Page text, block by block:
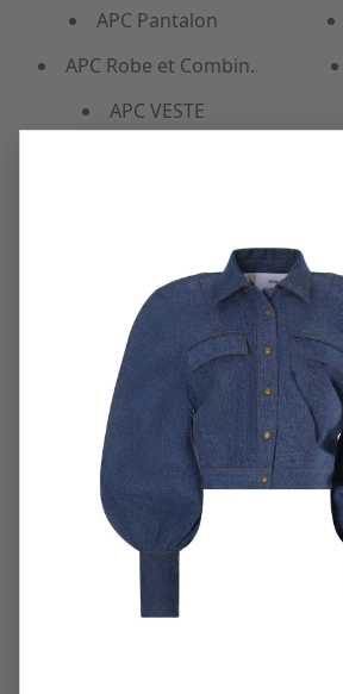
APC Pantalon
APC Robe et Combinaison
APC VESTE
Collab APC
Collection Test
coussin
Earth
Homme
Idée cadeau
La maille
Le vallon de mon coeur